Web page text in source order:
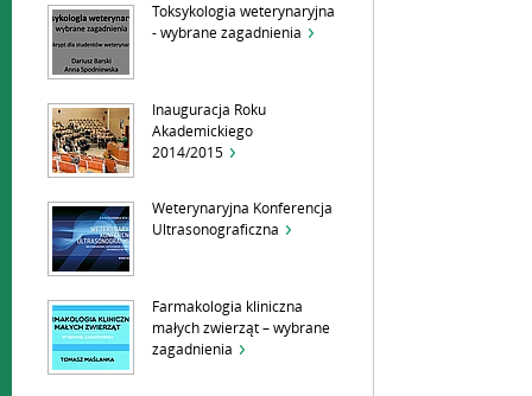
Toksykologia weterynaryjna
- wybrane zagadnienia
Inauguracja Roku
Akademickiego
2014/2015
Weterynaryjna Konferencja
Ultrasonograficzna
Farmakologia kliniczna
małych zwierząt – wybrane
zagadnienia